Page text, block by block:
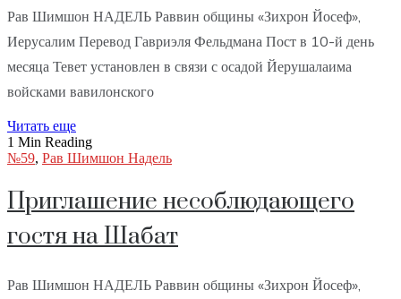
Рав Шимшон НАДЕЛЬ Раввин общины «Зихрон Йосеф»,
Иерусалим Перевод Гавриэля Фельдмана Пост в 10-й день
месяца Тевет установлен в связи с осадой Йерушалаима
войсками вавилонского
Читать еще
1 Min Reading
№59, Рав Шимшон Надель
Приглашение несоблюдающего
гостя на Шабат
Рав Шимшон НАДЕЛЬ Раввин общины «Зихрон Йосеф»,